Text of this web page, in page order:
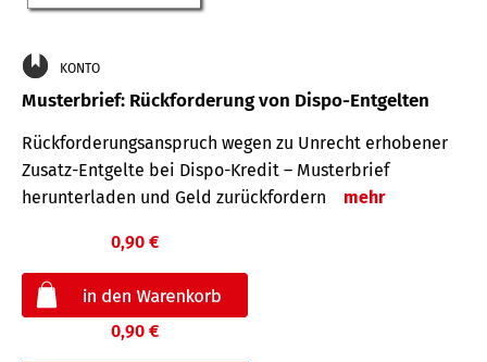
KONTO
Musterbrief: Rückforderung von Dispo-Entgelten
Rückforderungsanspruch wegen zu Unrecht erhobener
Zusatz-Entgelte bei Dispo-Kredit – Musterbrief
herunterladen und Geld zurückfordern
mehr
0,90 €
0,90 €